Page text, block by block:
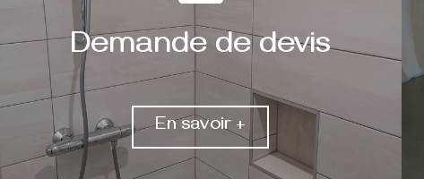
Demande de devis
En savoir +